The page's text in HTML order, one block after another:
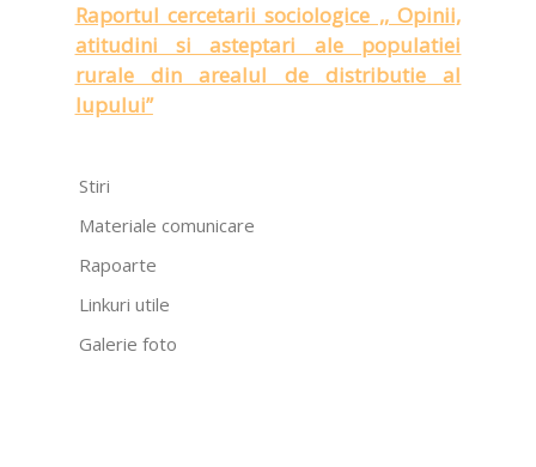
Raportul cercetarii sociologice ,, Opinii,
atitudini si asteptari ale populatiei
rurale din arealul de distributie al
lupului”
Stiri
Materiale comunicare
Rapoarte
Linkuri utile
Galerie foto